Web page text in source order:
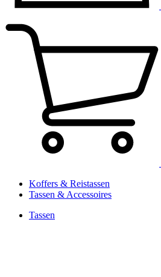
Koffers & Reistassen
Tassen & Accessoires
Tassen